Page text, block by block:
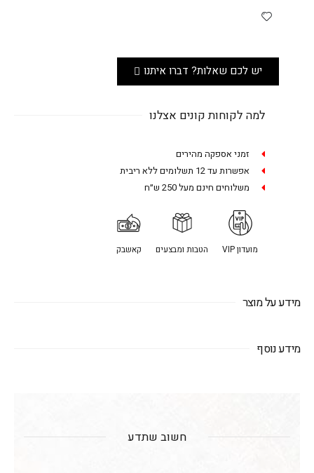
יש לכם שאלות? דברו איתנו
למה לקוחות קונים אצלנו
זמני אספקה מהירים
אפשרות עד 12 תשלומים ללא ריבית
משלוחים חינם מעל 250 ש״ח
מועדון VIP הטבות ומבצעים קאשבק
מידע על מוצר
מידע נוסף
חשוב שתדע